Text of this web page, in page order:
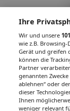
IMPRESSUM
© 2026Gesund.at
Ihre
Wir und unsere
wie z.B.
Gerät und greifen
können die
Partner
genannten
ablehnen“ oder
dieser
Ihnen
weniger relevant